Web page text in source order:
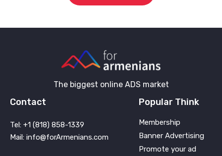
The biggest online ADS market
Contact
Tel: +1 (818) 858-1339
Mail: info@forArmenians.com
Popular Think
Membership
Banner Advertising
Promote your ad